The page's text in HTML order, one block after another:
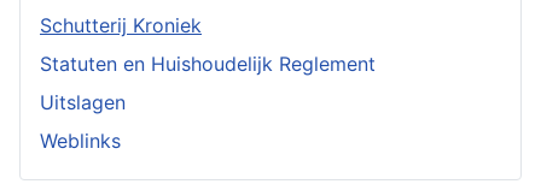
Schutterij Kroniek
Statuten en Huishoudelijk Reglement
Uitslagen
Weblinks